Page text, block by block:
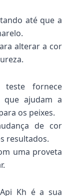
até que a
alterar a cor
fornece
que ajudam a
os peixes.
de cor
resultados.
uma proveta
Kh é a sua